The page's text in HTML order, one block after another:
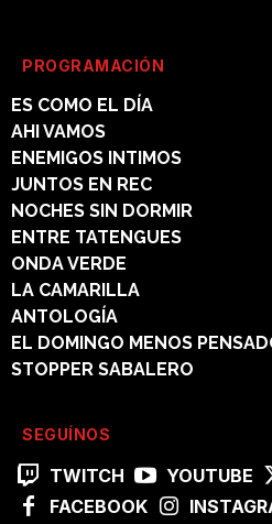
PROGRAMACIÓN
ES COMO EL DÍA
AHI VAMOS
ENEMIGOS INTIMOS
JUNTOS EN REC
NOCHES SIN DORMIR
ENTRE TATENGUES
ONDA VERDE
LA CAMARILLA
ANTOLOGÍA
EL DOMINGO MENOS
STOPPER SABALERO
SEGUÍNOS
TWITCH YOUTUBE
FACEBOOK